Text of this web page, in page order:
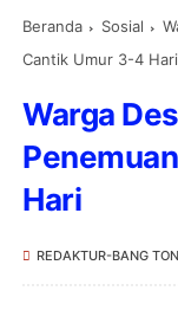
Beranda Sosial
Cantik Umur 3-4 Hari
Warga
Hari
REDAKTUR-BANG